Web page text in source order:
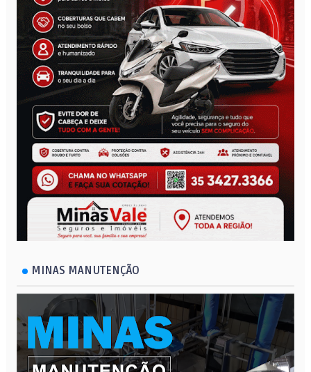
MINAS MANUTENÇÃO